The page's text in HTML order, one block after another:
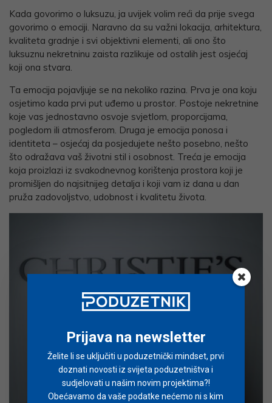
Kada govorimo o luksuzu, ja uvijek volim reći da prije svega
govorimo o emociji. Naravno da su važni lokacija, arhitektura,
kvaliteta gradnje i svi objektivni elementi, ali ono što
luksuznu nekretninu zaista razlikuje od ostalih jest osjećaj
koji ona stvara.
Ta emocija pojavljuje se na nekoliko razina. Prva je ona koju
osjetimo kada prvi put uđemo u prostor. Postoje nekretnine
koje vas jednostavno osvoje svjetlom, proporcijama,
pogledom ili atmosferom. Druga je emocija ponosa i
identiteta – osjećaj da posjedujete nešto posebno, nešto
što odražava vaš životni stil i osobnost. Treća je emocija
koja proizlazi iz svakodnevnog korištenja prostora koji je
promišljen do najsitnijeg detalja i koji vam iz dana u dan
pruža zadovoljstvo, udobnost i kvalitetu života.
Prijava na newsletter
Želite li se uključiti u poduzetnički mindset, prvi
doznati novosti iz svijeta poduzetništva i
sudjelovati u našim novim projektima?!
Obećavamo da vaše podatke nećemo ni s kim